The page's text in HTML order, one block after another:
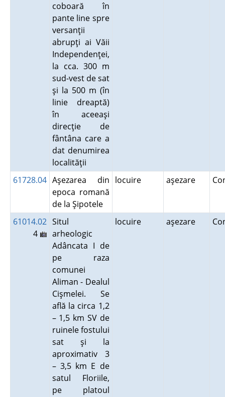
coboară în
pante line spre
versanţii
abrupţi ai Văii
Independenţei,
la cca. 300 m
sud-vest de sat
şi la 500 m (în
linie dreaptă)
în aceeaşi
direcţie de
fântâna care a
dat denumirea
localităţii
61728.04 Aşezarea din
epoca romană
de la Şipotele
locuire aşezare
61014.02
4
Situl
arheologic
Adâncata I de
pe raza
comunei
Aliman - Dealul
Cişmelei. Se
află la circa 1,2
– 1,5 km SV de
ruinele fostului
sat şi la
aproximativ 3
– 3,5 km E de
satul Floriile,
pe platoul
locuire aşezare